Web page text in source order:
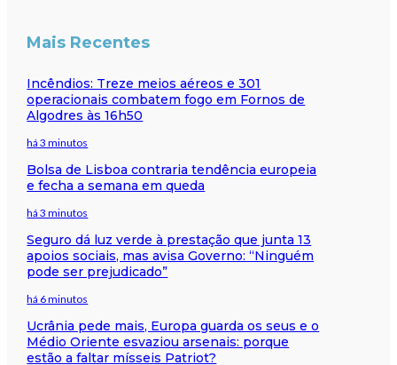
Mais Recentes
Incêndios: Treze meios aéreos e 301
operacionais combatem fogo em Fornos de
Algodres às 16h50
há 3 minutos
Bolsa de Lisboa contraria tendência europeia
e fecha a semana em queda
há 3 minutos
Seguro dá luz verde à prestação que junta 13
apoios sociais, mas avisa Governo: “Ninguém
pode ser prejudicado”
há 6 minutos
Ucrânia pede mais, Europa guarda os seus e o
Médio Oriente esvaziou arsenais: porque
estão a faltar mísseis Patriot?